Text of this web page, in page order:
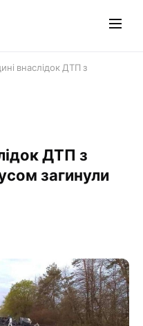
внаслідок ДТП з
ДТП з
загинули